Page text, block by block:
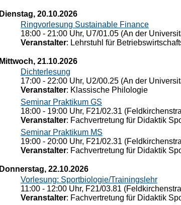
Dienstag, 20.10.2026
Ringvorlesung Sustainable Finance
18:00 - 21:00 Uhr, U7/01.05 (An der
Veranstalter: Lehrstuhl für
Mittwoch, 21.10.2026
Dichterlesung
17:00 - 22:00 Uhr, U2/00.25 (An der
Veranstalter: Klassische Philologie
Seminar Praktikum GS
18:00 - 19:00 Uhr, F21/02.31
Veranstalter: Fachvertretung für Didaktik
Seminar Praktikum MS
19:00 - 20:00 Uhr, F21/02.31
Veranstalter: Fachvertretung für Didaktik
Donnerstag, 22.10.2026
Vorlesung: Sportbiologie/Trainingslehr
11:00 - 12:00 Uhr, F21/03.81
Veranstalter: Fachvertretung für Didaktik